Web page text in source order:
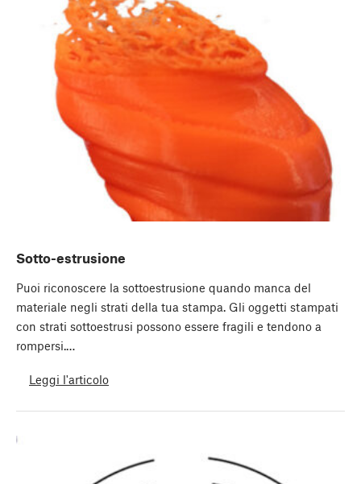
Sotto-estrusione
Puoi riconoscere la sottoestrusione quando manca del
materiale negli strati della tua stampa. Gli oggetti stampati
con strati sottoestrusi possono essere fragili e tendono a
rompersi.…
Leggi l'articolo